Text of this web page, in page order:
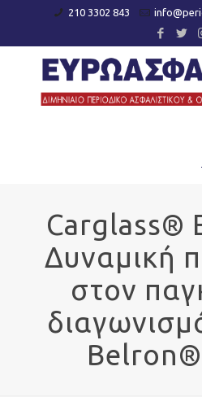
210 3302 843
Carglass®
Δυναμική
στον